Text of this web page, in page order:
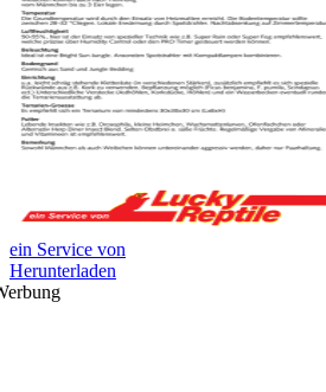
ein Service von
Herunterladen